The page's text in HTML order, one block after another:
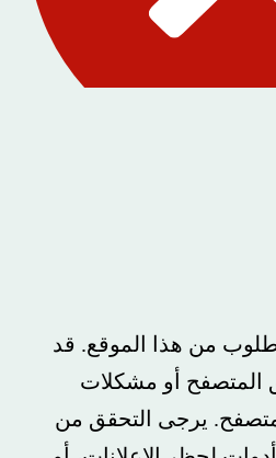
من هذا الموقع. قد
أو مشكلات
يرجى التحقق من